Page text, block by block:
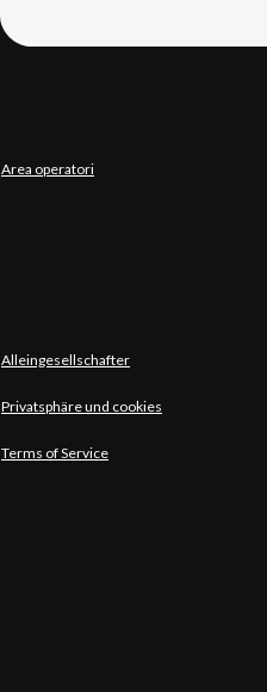
Area operatori
Alleingesellschafter
Privatsphäre und cookies
Terms of Service